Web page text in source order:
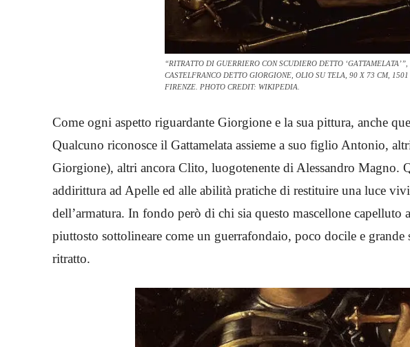
“RITRATTO DI GUERRIERO CON SCUDIERO DETTO
CASTELFRANCO DETTO GIORGIONE, OLIO SU TELA, 90 X 73 CM,
FIRENZE. PHOTO CREDIT: WIKIPEDIA.
Come ogni aspetto riguardante Giorgione e la sua pittura, anche
Qualcuno riconosce il Gattamelata assieme a suo figlio Antonio,
Giorgione), altri ancora Clito, luogotenente di Alessandro Magno.
addirittura ad Apelle ed alle abilità pratiche di restituire una luce
dell’armatura. In fondo però di chi sia questo mascellone capelluto
piuttosto sottolineare come un guerrafondaio, poco docile e grande
ritratto.